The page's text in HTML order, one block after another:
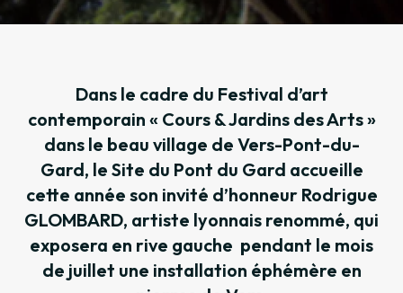
Dans le cadre du Festival d’art
contemporain « Cours & Jardins des Arts »
dans le beau village de Vers-Pont-du-
Gard, le Site du Pont du Gard accueille
cette année son invité d’honneur Rodrigue
GLOMBARD, artiste lyonnais renommé, qui
exposera en rive gauche pendant le mois
de juillet une installation éphémère en